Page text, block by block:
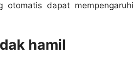
otomatis dapat mempengaruhi
hamil